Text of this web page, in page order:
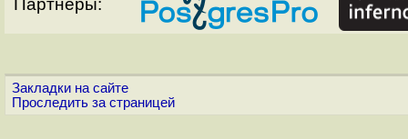
Партнёры:
Закладки на сайте
Проследить за страницей